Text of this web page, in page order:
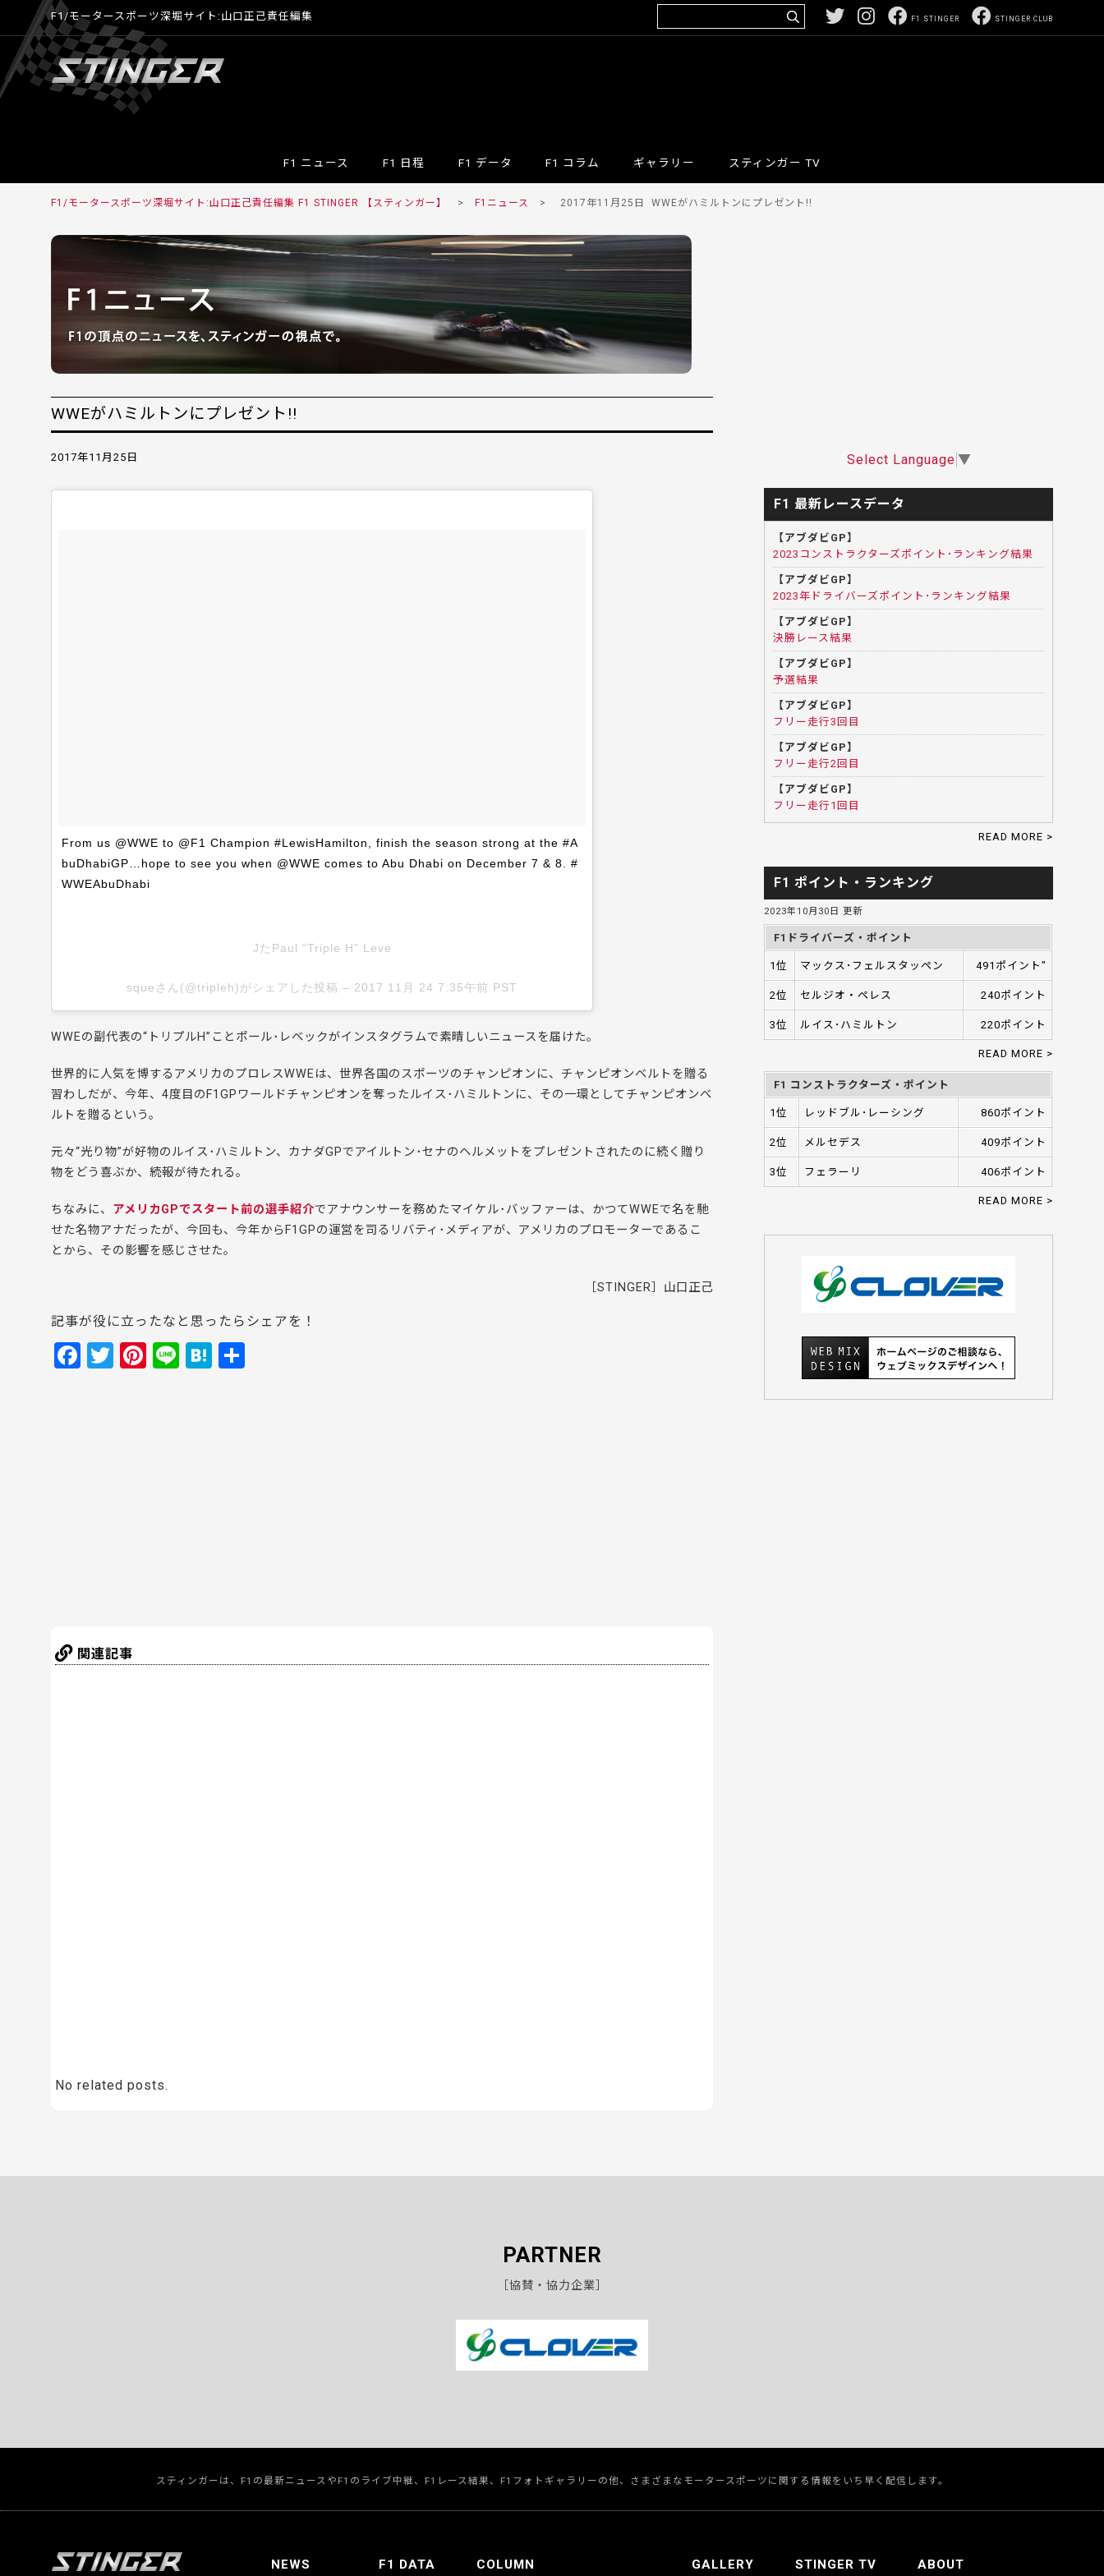
F1/モータースポーツ深堀サイト:山口正己責任編集 STINGER CLUB
F1 STINGER
F1 ニュース F1 日程 F1 データ F1 コラム ギャラリー スティンガー TV
F1/モータースポーツ深堀サイト:山口正己責任編集 F1 STINGER 【スティンガー】 > F1ニュース > 2017年11月25日 WWEがハミルトンにプレゼント!!
WWEがハミルトンにプレゼント!!
2017年11月25日
From us @WWE to @F1 Champion #LewisHamilton, finish the season strong at the #A
buDhabiGP…hope to see you when @WWE comes to Abu Dhabi on December 7 & 8. #
WWEAbuDhabi
JたPaul “Triple H” Leve
squeさん(@tripleh)がシェアした投稿 – 2017 11月 24 7:35午前 PST
WWEの副代表の“トリプルH”ことポール･レベックがインスタグラムで素晴しいニュースを届けた。
世界的に人気を博するアメリカのプロレスWWEは、世界各国のスポーツのチャンピオンに、チャンピオンベルトを贈る
習わしだが、今年、4度目のF1GPワールドチャンピオンを奪ったルイス･ハミルトンに、その一環としてチャンピオンベ
ルトを贈るという。
元々“光り物”が好物のルイス･ハミルトン、カナダGPでアイルトン･セナのヘルメットをプレゼントされたのに続く贈り
物をどう喜ぶか、続報が待たれる。
ちなみに、 アメリカGPでスタート前の選手紹介でアナウンサーを務めたマイケル･バッファーは、かつてWWEで名を馳
せた名物アナだったが、今回も、今年からF1GPの運営を司るリバティ･メディアが、アメリカのプロモーターであるこ
とから、その影響を感じさせた。
［STINGER］山口正己
記事が役に立ったなと思ったらシェアを！
F
T
Pi Li H
関連記事
No related posts.
Select Language ▼
F1 最新レースデータ
【アブダビGP】
2023コンストラクターズポイント･ランキング結果
【アブダビGP】
2023年ドライバーズポイント･ランキング結果
【アブダビGP】
決勝レース結果
【アブダビGP】
予選結果
【アブダビGP】
フリー走行3回目
【アブダビGP】
フリー走行2回目
【アブダビGP】
フリー走行1回目
READ MORE >
F1 ポイント・ランキング
2023年10月30日 更新
F1ドライバーズ・ポイント
1位 マックス･フェルスタッペン 491ポイント"
2位 セルジオ・ペレス 240ポイント
3位 ルイス･ハミルトン 220ポイント
READ MORE >
F1 コンストラクターズ・ポイント
1位 レッドブル･レーシング 860ポイント
2位 メルセデス 409ポイント
3位 フェラーリ 406ポイント
READ MORE >
PARTNER
［協賛・協力企業］
スティンガーは、F1の最新ニュースやF1のライブ中継、F1レース結果、F1フォトギャラリーの他、さまざまなモータースポーツに関する情報をいち早く配信します。
NEWS F1 DATA COLUMN GALLERY STINGER TV ABOUT